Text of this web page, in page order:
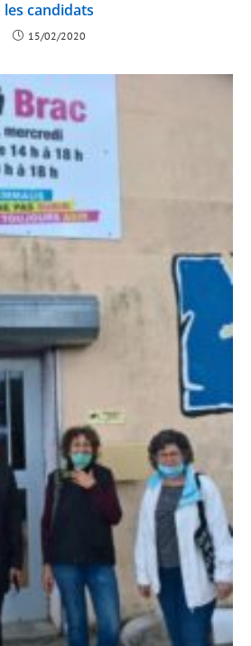
les candidats
15/02/2020